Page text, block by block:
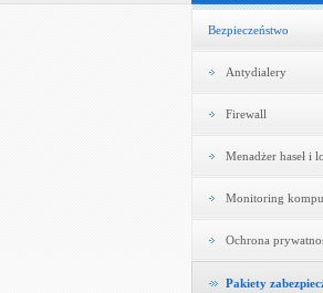
Bezpieczeństwo
Antydialery
Firewall
Menadżer haseł i
Monitoring
Ochrona
Pakiety